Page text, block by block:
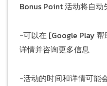
Bonus Point 活动将自动
-可以在 [Google Play
详情并咨询更多信息
-活动的时间和详情可能